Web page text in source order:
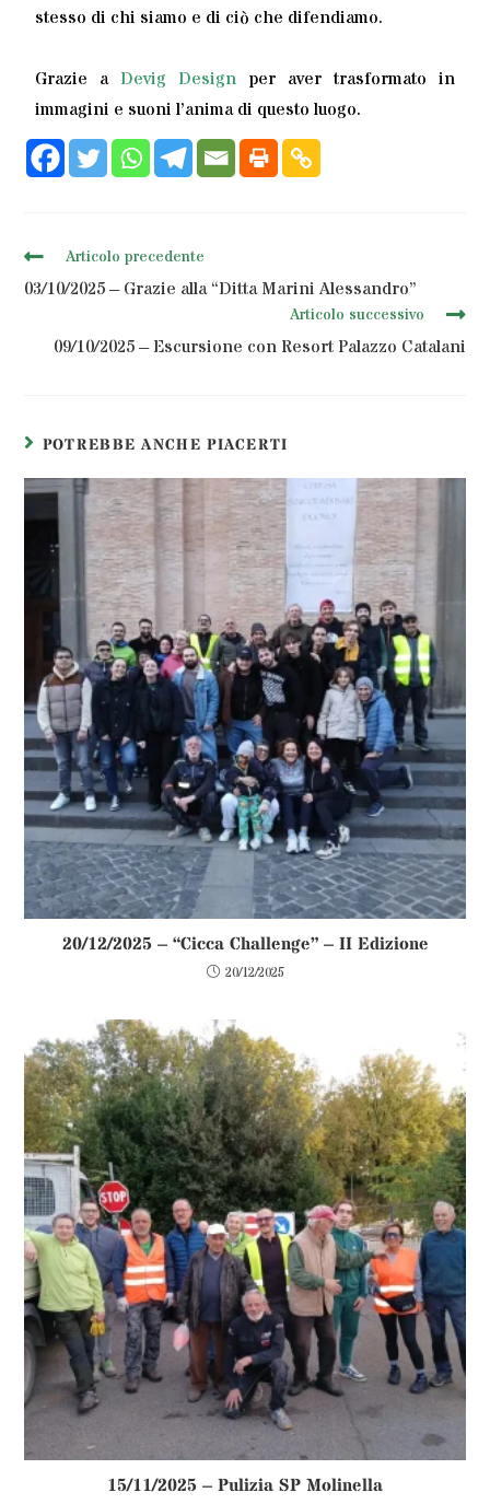
stesso di chi siamo e di ciò che difendiamo.
Grazie a Devig Design per aver trasformato in
immagini e suoni l’anima di questo luogo.
Articolo precedente
03/10/2025 – Grazie alla “Ditta Marini Alessandro”
Articolo successivo
09/10/2025 – Escursione con Resort Palazzo Catalani
POTREBBE ANCHE PIACERTI
20/12/2025 – “Cicca Challenge” – II Edizione
20/12/2025
15/11/2025 – Pulizia SP Molinella